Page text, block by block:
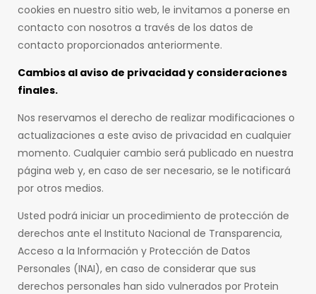
cookies en nuestro sitio web, le invitamos a ponerse en
contacto con nosotros a través de los datos de
contacto proporcionados anteriormente.
Cambios al aviso de privacidad y consideraciones
finales.
Nos reservamos el derecho de realizar modificaciones o
actualizaciones a este aviso de privacidad en cualquier
momento. Cualquier cambio será publicado en nuestra
página web y, en caso de ser necesario, se le notificará
por otros medios.
Usted podrá iniciar un procedimiento de protección de
derechos ante el Instituto Nacional de Transparencia,
Acceso a la Información y Protección de Datos
Personales (INAI), en caso de considerar que sus
derechos personales han sido vulnerados por Protein